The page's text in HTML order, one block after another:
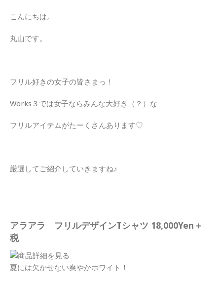
こんにちは。
丸山です。
フリル好きの女子の皆さまっ！
Works３では女子ならみんな大好き（？）な
フリルアイテムがたーくさんあります♡
厳選してご紹介していきますね♪
アラアラ フリルデザインTシャツ 18,000Yen＋
税
夏には欠かせない爽やかホワイト！